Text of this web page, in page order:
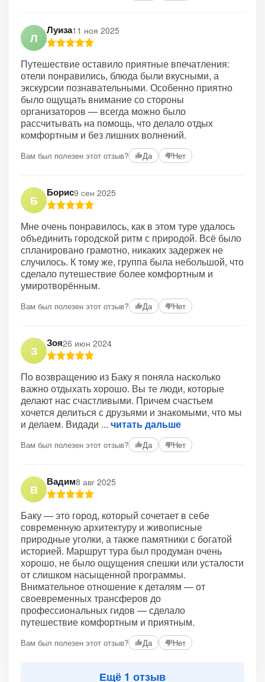
Л
Луиза11 ноя 2025
Путешествие оставило приятные впечатления:
отели понравились, блюда были вкусными, а
экскурсии познавательными. Особенно приятно
было ощущать внимание со стороны
организаторов — всегда можно было
рассчитывать на помощь, что делало отдых
комфортным и без лишних волнений.
Вам был полезен этот отзыв? Да Нет
Б
Борис9 сен 2025
Мне очень понравилось, как в этом туре удалось
объединить городской ритм с природой. Всё было
спланировано грамотно, никаких задержек не
случилось. К тому же, группа была небольшой, что
сделало путешествие более комфортным и
умиротворённым.
Вам был полезен этот отзыв? Да Нет
З
Зоя26 июн 2024
По возвращению из Баку я поняла насколько
важно отдыхать хорошо. Вы те люди, которые
делают нас счастливыми. Причем счастьем
хочется делиться с друзьями и знакомыми, что мы
и делаем. Видади
читать дальше
Вам был полезен этот отзыв? Да Нет
В
Вадим8 авг 2025
Баку — это город, который сочетает в себе
современную архитектуру и живописные
природные уголки, а также памятники с богатой
историей. Маршрут тура был продуман очень
хорошо, не было ощущения спешки или усталости
от слишком насыщенной программы.
Внимательное отношение к деталям — от
своевременных трансферов до
профессиональных гидов — сделало
путешествие комфортным и приятным.
Вам был полезен этот отзыв? Да Нет
Ещё 1 отзыв